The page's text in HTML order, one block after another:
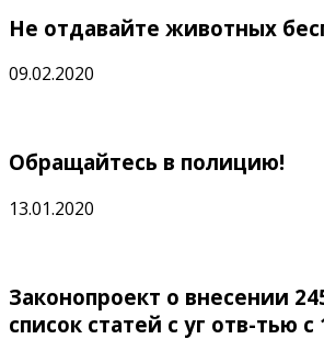
Не отдавайте животных
09.02.2020
Обращайтесь в полицию!
13.01.2020
Законопроект о внесении
список статей с уг отв-тью с